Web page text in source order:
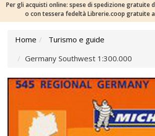
Per gli acquisti online: spese di spedizione gratuite
o con tessera fedeltà Librerie.coop gratuite
Home
Turismo e guide
Germany Southwest 1:300.000